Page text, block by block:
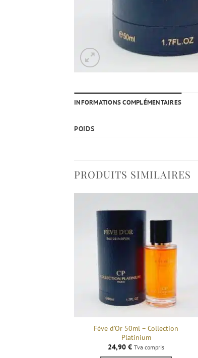
INFORMATIONS COMPLÉMENTAIRES
POIDS
PRODUITS SIMILAIRES
Fève d’Or 50ml – Collection
Platinium
24,90€ Tva compris